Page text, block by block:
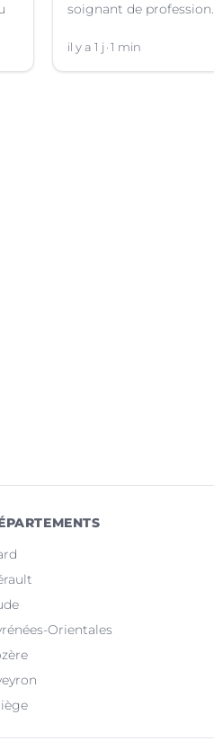
soignant de profession.
il y a 1 j 1 min
Orientales